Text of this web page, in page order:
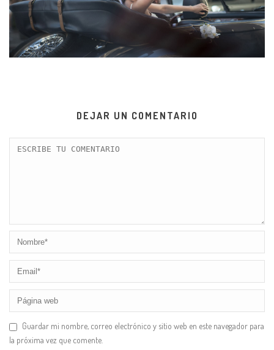
DEJAR UN COMENTARIO
Guardar mi nombre, correo electrónico y sitio web en este navegador para
la próxima vez que comente.